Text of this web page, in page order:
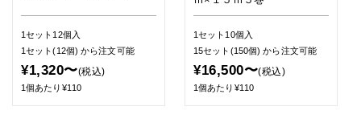
1セット12個入
1セット(12個)から注文可能
¥1,320〜(税込)
1個あたり¥110
1セット10個入
15セット(150個)から注文可能
¥16,500〜(税込)
1個あたり¥110